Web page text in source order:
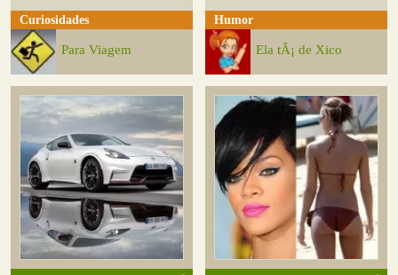
Curiosidades
Para Viagem
Humor
Ela tÃ¡ de Xico